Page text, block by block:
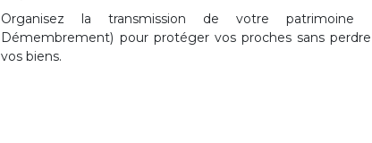
Organisez la transmission de votre patrimoine
Démembrement) pour protéger vos proches sans
vos biens.